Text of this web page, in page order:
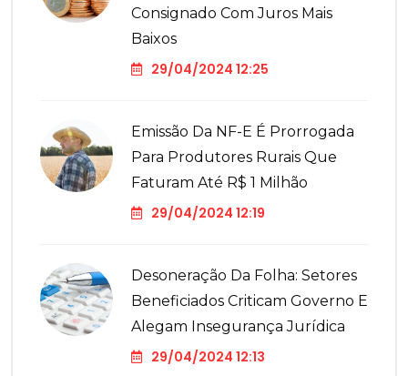
Consignado Com Juros Mais
Baixos
29/04/2024 12:25
Emissão Da NF-E É Prorrogada
Para Produtores Rurais Que
Faturam Até R$ 1 Milhão
29/04/2024 12:19
Desoneração Da Folha: Setores
Beneficiados Criticam Governo E
Alegam Insegurança Jurídica
29/04/2024 12:13